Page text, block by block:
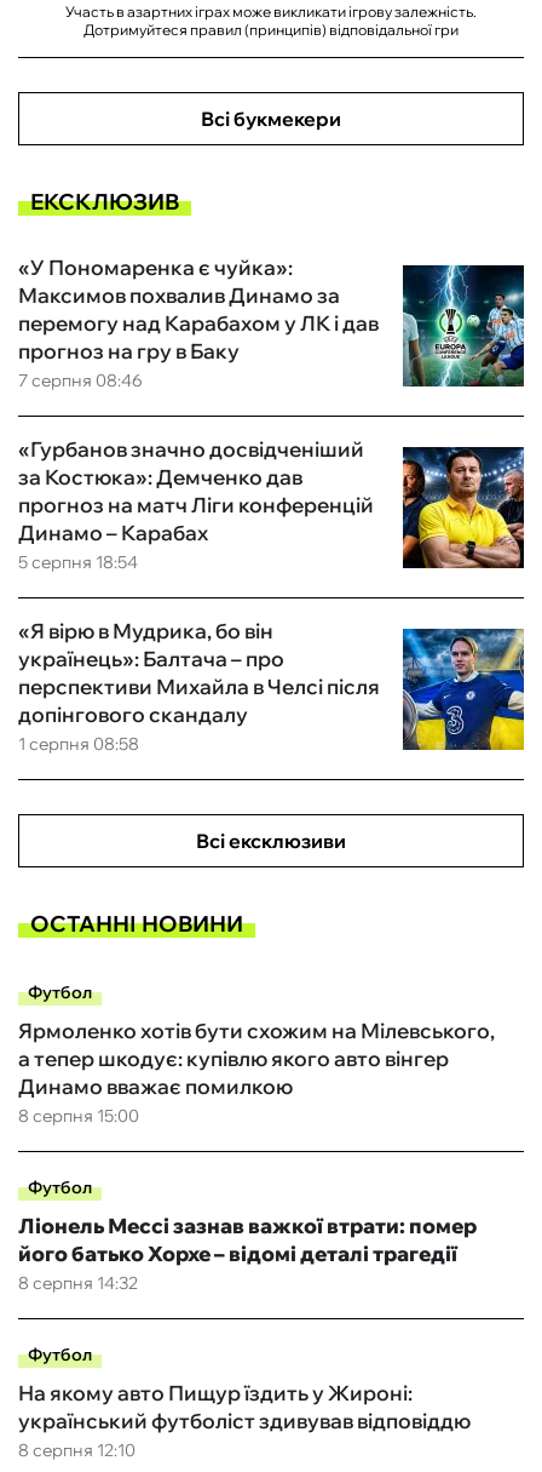
Участь в азартних іграх може викликати ігрову залежність.
Дотримуйтеся правил (принципів) відповідальної гри
Всі букмекери
ЕКСКЛЮЗИВ
7 серпня 08:46
«У Пономаренка є чуйка»:
Максимов похвалив Динамо за
перемогу над Карабахом у ЛК і дав
прогноз на гру в Баку
5 серпня 18:54
«Гурбанов значно досвідченіший
за Костюка»: Демченко дав
прогноз на матч Ліги конференцій
Динамо – Карабах
1 серпня 08:58
«Я вірю в Мудрика, бо він
українець»: Балтача – про
перспективи Михайла в Челсі після
допінгового скандалу
Всі ексклюзиви
ОСТАННІ НОВИНИ
Футбол
8 серпня 15:00
Ярмоленко хотів бути схожим на Мілевського,
а тепер шкодує: купівлю якого авто вінгер
Динамо вважає помилкою
Футбол
8 серпня 14:32
Ліонель Мессі зазнав важкої втрати: помер
його батько Хорхе – відомі деталі трагедії
Футбол
8 серпня 12:10
На якому авто Пищур їздить у Жироні:
український футболіст здивував відповіддю